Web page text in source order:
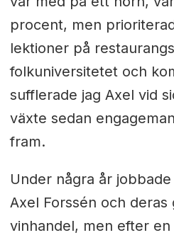
procent, men
lektioner på
folkuniversitetet och
sufflerade jag Axel vid
växte sedan
fram.
Under några år
Axel Forssén och deras
vinhandel, men efter